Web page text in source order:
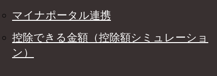
マイナポータル連携
控除できる金額（控除額シミュレーショ
ン）